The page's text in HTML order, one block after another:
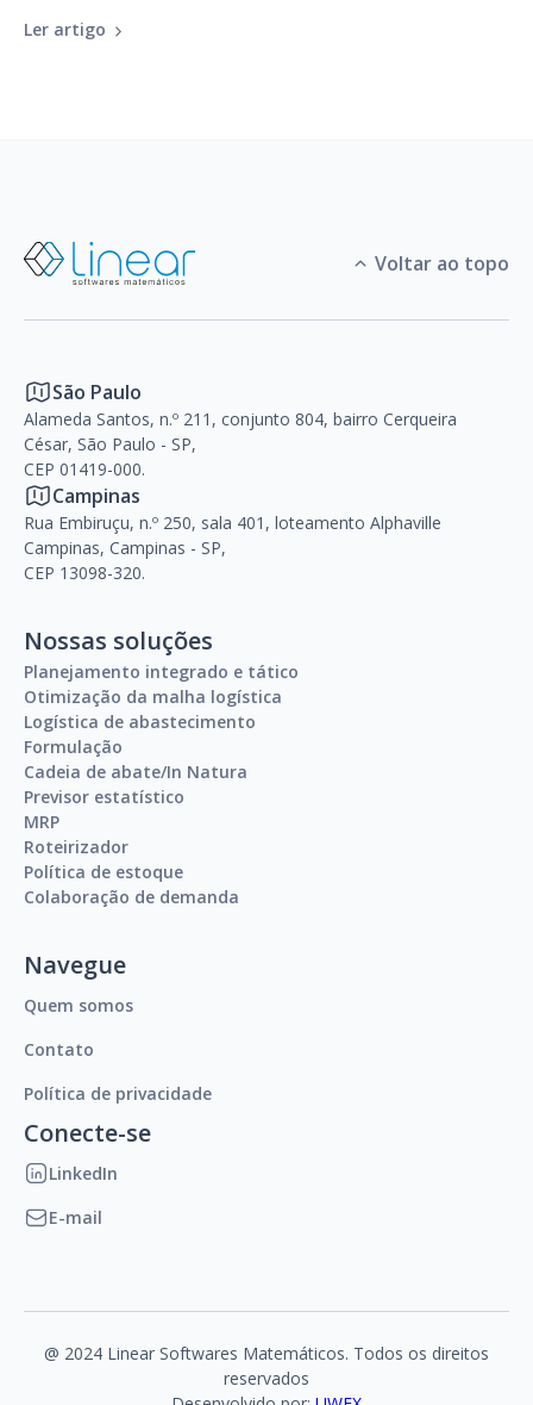
Ler artigo
Voltar ao topo
São Paulo
Alameda Santos, n.º 211, conjunto 804, bairro Cerqueira
César, São Paulo - SP,
CEP 01419-000.
Campinas
Rua Embiruçu, n.º 250, sala 401, loteamento Alphaville
Campinas, Campinas - SP,
CEP 13098-320.
Nossas soluções
Planejamento integrado e tático
Otimização da malha logística
Logística de abastecimento
Formulação
Cadeia de abate/In Natura
Previsor estatístico
MRP
Roteirizador
Política de estoque
Colaboração de demanda
Navegue
Quem somos
Contato
Política de privacidade
Conecte-se
LinkedIn
E-mail
@ 2024 Linear Softwares Matemáticos. Todos os direitos
reservados